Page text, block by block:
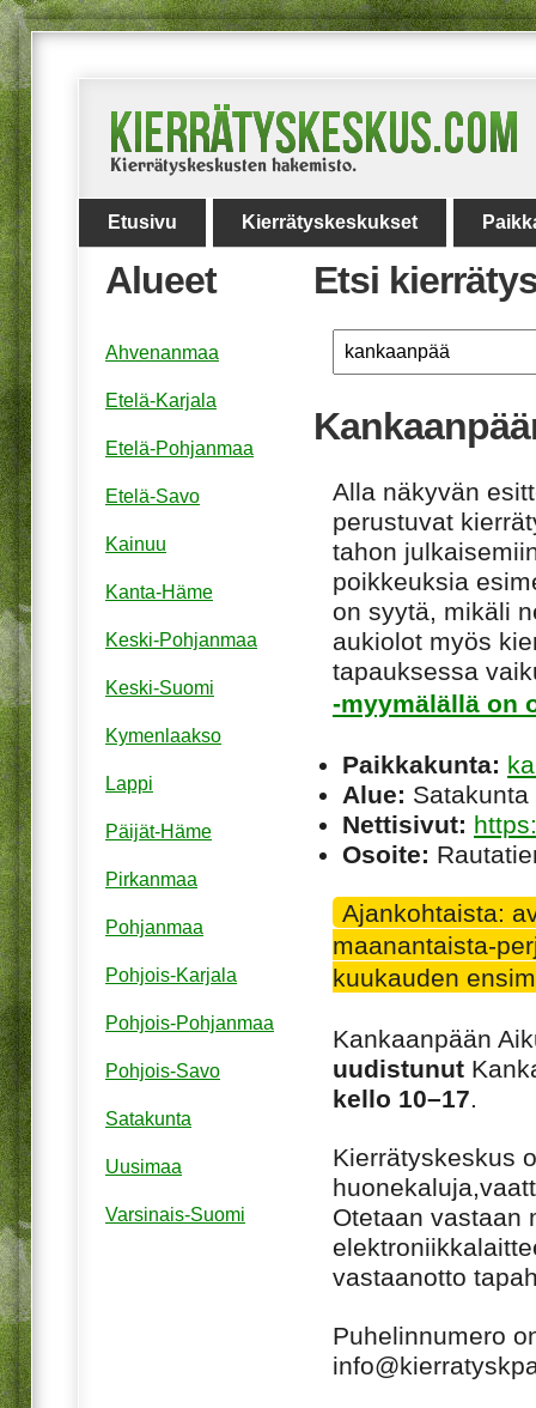
Etusivu Kierrätyskeskukset
Etsi
Alla näkyvän
perustuvat
tahon
poikkeuksia
on syytä, mikäli
aukiolot myös
tapauksessa
-myymälällä on
Paikkakunta:
Alue: Satakunta
Nettisivut:
Osoite:
Ajankohtaista:
maanantaista-
kuukauden
Kankaanpään
uudistunut
kello 10–17.
Kierrätyskeskus
Otetaan vastaan
vastaanotto
Puhelinnumero
Alueet
Ahvenanmaa
Etelä-Karjala
Etelä-Pohjanmaa
Etelä-Savo
Kainuu
Kanta-Häme
Keski-Pohjanmaa
Keski-Suomi
Kymenlaakso
Lappi
Päijät-Häme
Pirkanmaa
Pohjanmaa
Pohjois-Karjala
Pohjois-Pohjanmaa
Pohjois-Savo
Satakunta
Uusimaa
Varsinais-Suomi